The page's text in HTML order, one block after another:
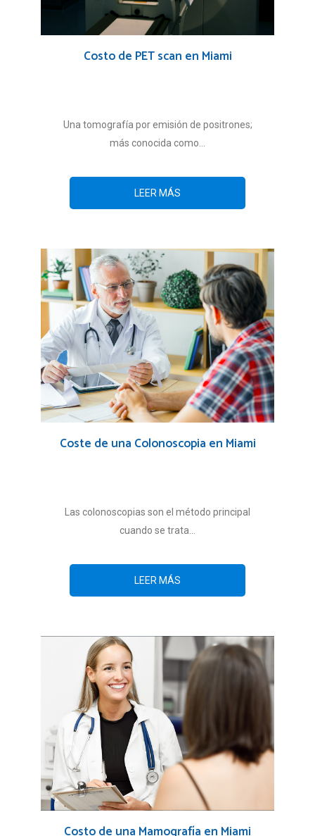
Costo de PET scan en Miami
Una tomografía por emisión de positrones;
más conocida como...
LEER MÁS
Coste de una Colonoscopia en Miami
Las colonoscopias son el método principal
cuando se trata...
LEER MÁS
Costo de una Mamografía en Miami